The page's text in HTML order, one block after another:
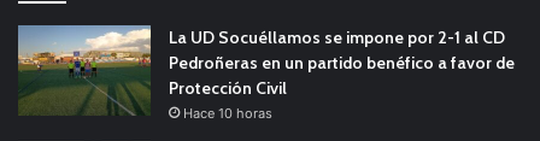
La UD Socuéllamos se impone por 2-1 al CD
Pedroñeras en un partido benéfico a favor de
Protección Civil
Hace 10 horas